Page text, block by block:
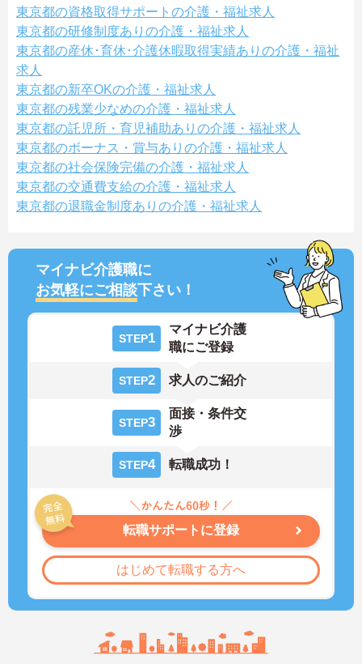
東京都の資格取得サポートの介護・福祉求人
東京都の研修制度ありの介護・福祉求人
東京都の産休･育休･介護休暇取得実績ありの介護・福祉
求人
東京都の新卒OKの介護・福祉求人
東京都の残業少なめの介護・福祉求人
東京都の託児所・育児補助ありの介護・福祉求人
東京都のボーナス・賞与ありの介護・福祉求人
東京都の社会保険完備の介護・福祉求人
東京都の交通費支給の介護・福祉求人
東京都の退職金制度ありの介護・福祉求人
マイナビ介護職に
お気軽にご相談下さい！
STEP1
マイナビ介護
職にご登録
STEP2 求人のご紹介
STEP3
面接・条件交
渉
STEP4 転職成功！
転職サポートに登録
はじめて転職する方へ